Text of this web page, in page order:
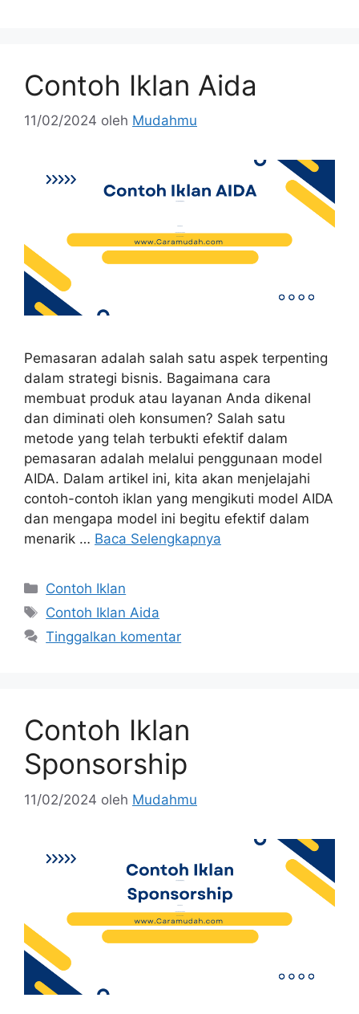
Contoh Iklan Aida
11/02/2024 oleh Mudahmu
Pemasaran adalah salah satu aspek terpenting
dalam strategi bisnis. Bagaimana cara
membuat produk atau layanan Anda dikenal
dan diminati oleh konsumen? Salah satu
metode yang telah terbukti efektif dalam
pemasaran adalah melalui penggunaan model
AIDA. Dalam artikel ini, kita akan menjelajahi
contoh-contoh iklan yang mengikuti model AIDA
dan mengapa model ini begitu efektif dalam
menarik … Baca Selengkapnya
Contoh Iklan
Contoh Iklan Aida
Tinggalkan komentar
Contoh Iklan
Sponsorship
11/02/2024 oleh Mudahmu